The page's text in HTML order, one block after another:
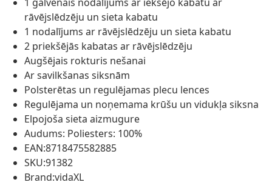
rāvējslēdzēju un sieta kabatu
1 nodalījums ar rāvējslēdzēju un sieta kabatu
2 priekšējās kabatas ar rāvējslēdzēju
Augšējais rokturis nešanai
Ar savilkšanas siksnām
Polsterētas un regulējamas plecu lences
Regulējama un noņemama krūšu un vidukļa siksna
Elpojoša sieta aizmugure
Audums: Poliesters: 100%
EAN:8718475582885
SKU:91382
Brand:vidaXL